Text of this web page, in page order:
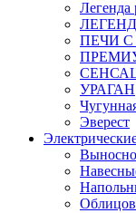
Легенда
ПЕЧИ
УРАГАН
Эверест